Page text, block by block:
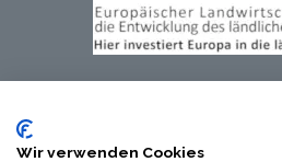
Wir verwenden Cookies